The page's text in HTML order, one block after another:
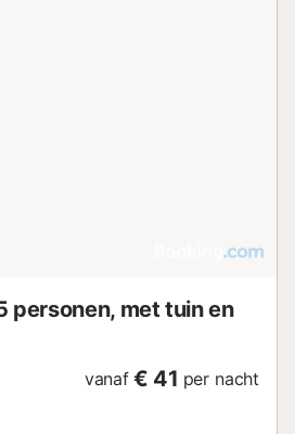
personen, met tuin en
vanaf € 41 per nacht